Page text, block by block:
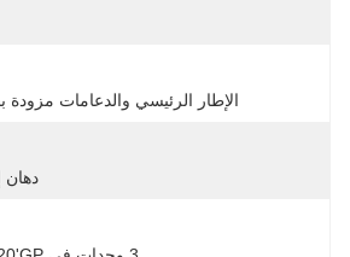
الإطار الرئيسي والدعامات مزودة
دهان